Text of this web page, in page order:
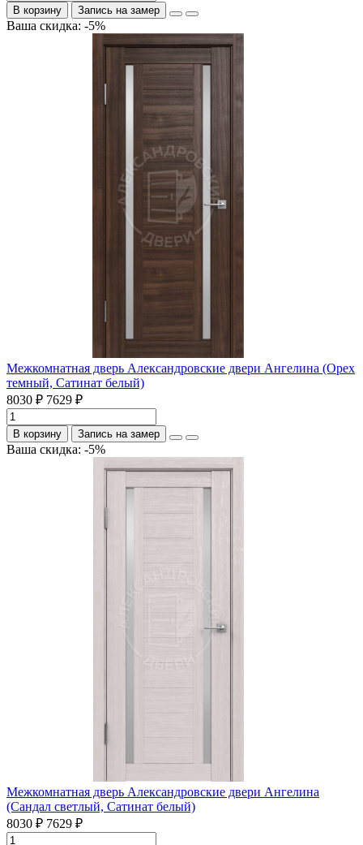
В корзину Запись на замер
Ваша скидка: -5%
Межкомнатная дверь Александровские двери Ангелина (Орех
темный, Сатинат белый)
8030 ₽ 7629 ₽
В корзину Запись на замер
Ваша скидка: -5%
Межкомнатная дверь Александровские двери Ангелина
(Сандал светлый, Сатинат белый)
8030 ₽ 7629 ₽